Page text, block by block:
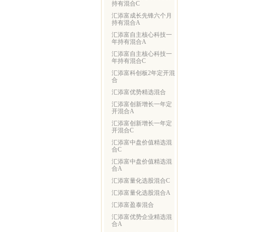
持有混合C
汇添富成长先锋六个月
持有混合A
汇添富自主核心科技一
年持有混合A
汇添富自主核心科技一
年持有混合C
汇添富科创板2年定开混
合
汇添富优势精选混合
汇添富创新增长一年定
开混合A
汇添富创新增长一年定
开混合C
汇添富中盘价值精选混
合C
汇添富中盘价值精选混
合A
汇添富量化选股混合C
汇添富量化选股混合A
汇添富盈泰混合
汇添富优势企业精选混
合A